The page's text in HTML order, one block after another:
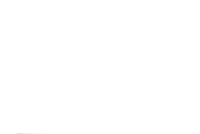
Säuglings wird noch
Riss, der quer durch das